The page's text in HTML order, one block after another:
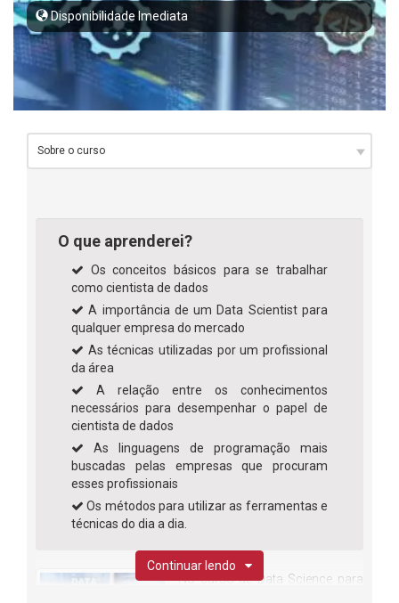
Disponibilidade Imediata
O que aprenderei?
Os conceitos básicos para se trabalhar
como cientista de dados
A importância de um Data Scientist para
qualquer empresa do mercado
As técnicas utilizadas por um profissional
da área
A relação entre os conhecimentos
necessários para desempenhar o papel de
cientista de dados
As linguagens de programação mais
buscadas pelas empresas que procuram
esses profissionais
Os métodos para utilizar as ferramentas e
técnicas do dia a dia.
No curso de Data Science para
Continuar lendo